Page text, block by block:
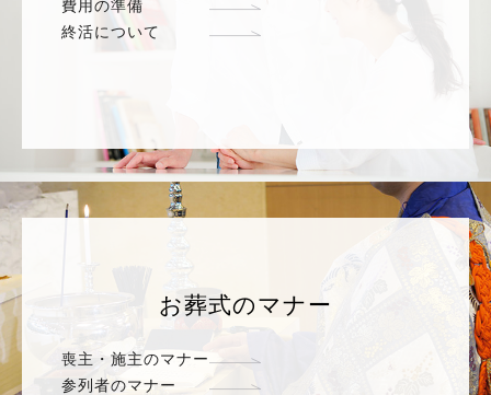
費用の準備
終活について
お葬式のマナー
喪主・施主のマナー
参列者のマナー